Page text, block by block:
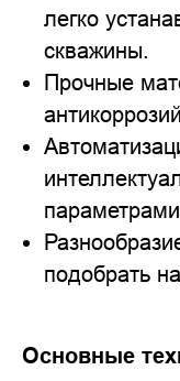
легко
скважины.
Прочные
подобрать
Основные